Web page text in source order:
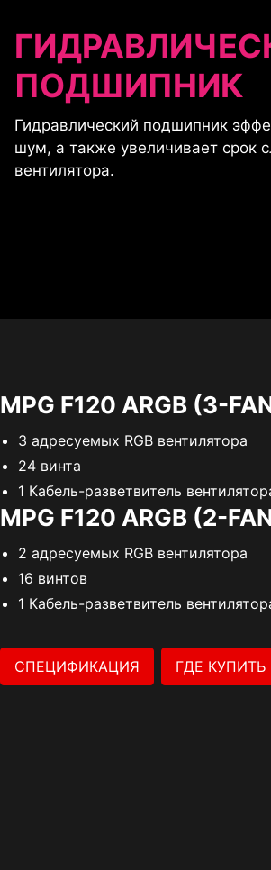
ПОДШИПНИК
Гидравлический подшипник
шум, а также увеличивает срок
вентилятора.
MPG F120 ARGB (3-
3 адресуемых RGB вентилятора
24 винта
1 Кабель-разветвитель
MPG F120 ARGB (2-
2 адресуемых RGB вентилятора
16 винтов
1 Кабель-разветвитель
СПЕЦИФИКАЦИЯ ГДЕ КУПИТЬ